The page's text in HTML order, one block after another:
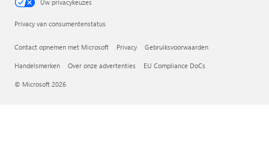
Uw privacykeuzes
Privacy van consumentenstatus
Contact opnemen met Microsoft Privacy Gebruiksvoorwaarden
Handelsmerken Over onze advertenties EU Compliance DoCs
© Microsoft 2026